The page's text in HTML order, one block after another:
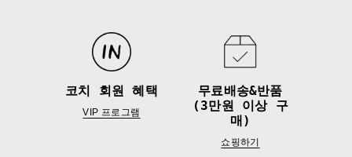
코치 회원 혜택
VIP 프로그램
무료배송&반품
(3만원 이상 구
매)
쇼핑하기